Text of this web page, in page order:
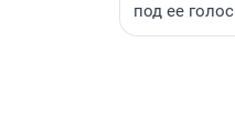
под ее голос